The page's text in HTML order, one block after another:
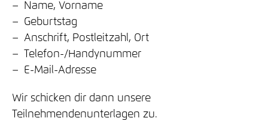
Name, Vorname
Geburtstag
Anschrift, Postleitzahl, Ort
Telefon-/Handynummer
E-Mail-Adresse
Wir schicken dir dann unsere
Teilnehmendenunterlagen zu.